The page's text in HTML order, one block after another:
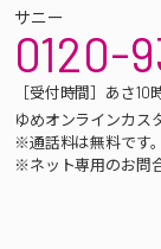
サニー
0120-
［受付時間］あさ10
ゆめオンラインカス
※通話料は無料です。
※ネット専用のお問